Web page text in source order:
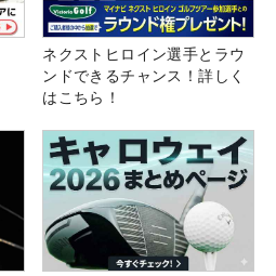
ネクストヒロイン選手とラウ
ンドできるチャンス！詳しく
はこちら！